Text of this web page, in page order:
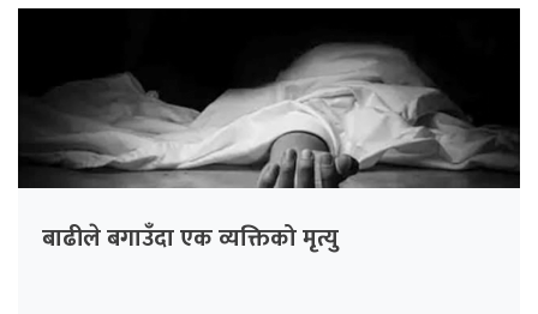
बाढीले बगाउँदा एक व्यक्तिको मृत्यु